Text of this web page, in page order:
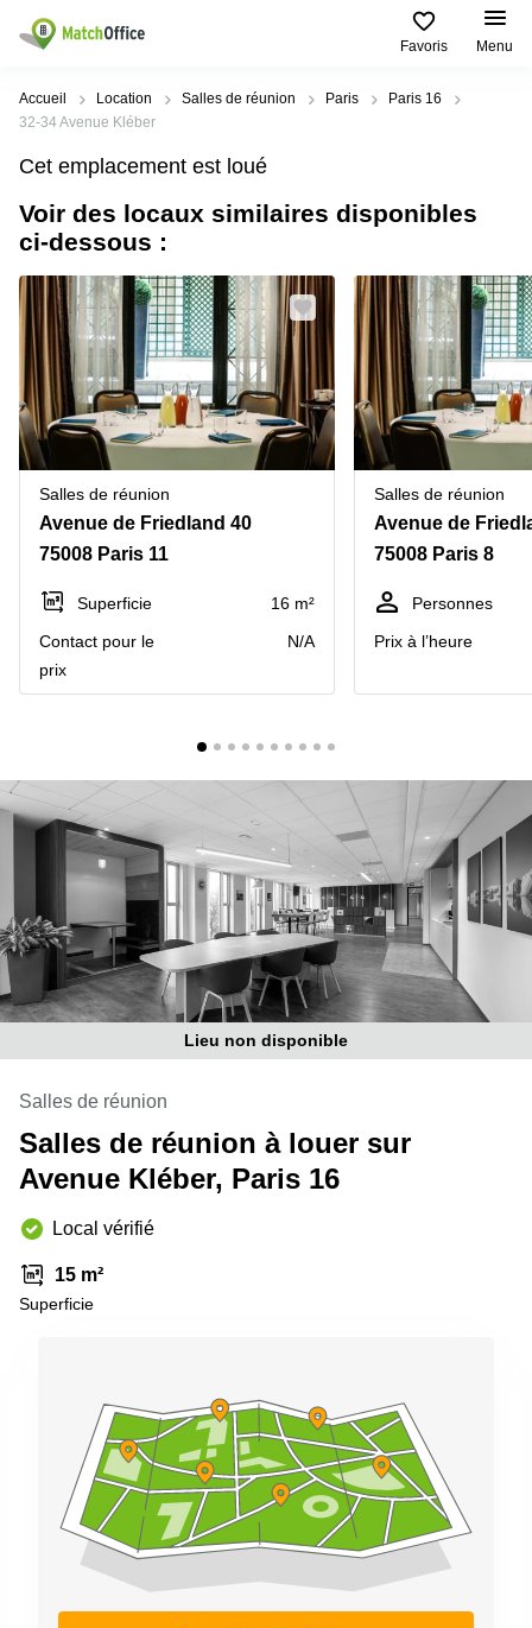
Favoris Menu
Rechercher / publier
Pages
de
Bureau
Centre
d’affaires
Coworking
Salles
de
réunion
Bureau
virtuel
Villes
Populaires
Paris
Lyon
Bordeaux
Marseille
Nantes
Toulouse
Strasbourg
Recherches
populaires
Centres
d'affaires
Location
bureau
Lille
Coworking
Paris
Coworking
Lyon
Coworking
d'affaires
Coworking
Toulouse
Centres
d'affaires
Lyon
Location
Paris
Centre
d'affaires
Montpellier
Aide
Qui sommes-nous?
Publier un local
Prix
Connexion
Accueil Location Salles de réunion Paris
Paris 16
32-34 Avenue Kléber
Cet emplacement est loué
Voir des locaux similaires disponibles
ci-dessous :
Salles de réunion
Avenue de Friedland 40
75008 Paris 11
Superficie
16 m²
Contact pour le
prix
N/A
Salles de réunion
Avenue de
75008 Paris 8
Personnes
Prix à l’heure
Lieu non disponible
Salles de réunion
Salles de réunion à louer sur
Avenue Kléber, Paris 16
Local vérifié
15 m²
Superficie